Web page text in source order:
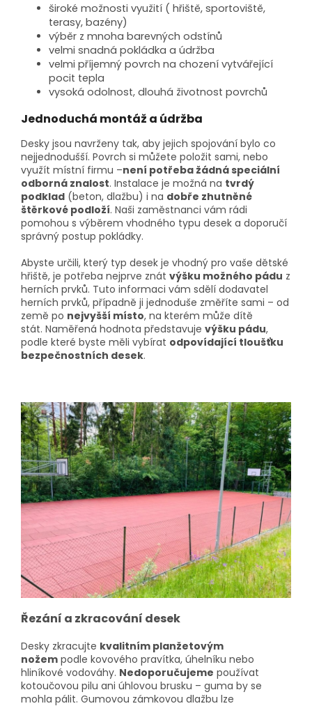
široké možnosti využití ( hřiště, sportoviště,
terasy, bazény)
výběr z mnoha barevných odstínů
velmi snadná pokládka a údržba
velmi příjemný povrch na chození vytvářející
pocit tepla
vysoká odolnost, dlouhá životnost povrchů
Jednoduchá montáž a údržba
Desky jsou navrženy tak, aby jejich spojování bylo co
nejjednodušší. Povrch si můžete položit sami, nebo
využít místní firmu –není potřeba žádná speciální
odborná znalost. Instalace je možná na tvrdý
podklad (beton, dlažbu) i na dobře zhutněné
štěrkové podloží. Naši zaměstnanci vám rádi
pomohou s výběrem vhodného typu desek a doporučí
správný postup pokládky.
Abyste určili, který typ desek je vhodný pro vaše dětské
hřiště, je potřeba nejprve znát výšku možného pádu z
herních prvků. Tuto informaci vám sdělí dodavatel
herních prvků, případně ji jednoduše změříte sami – od
země po nejvyšší místo, na kterém může dítě
stát. Naměřená hodnota představuje výšku pádu,
podle které byste měli vybírat odpovídající tloušťku
bezpečnostních desek.
Řezání a zkracování desek
Desky zkracujte kvalitním planžetovým
nožem podle kovového pravítka, úhelníku nebo
hliníkové vodováhy. Nedoporučujeme používat
kotoučovou pilu ani úhlovou brusku – guma by se
mohla pálit. Gumovou zámkovou dlažbu lze